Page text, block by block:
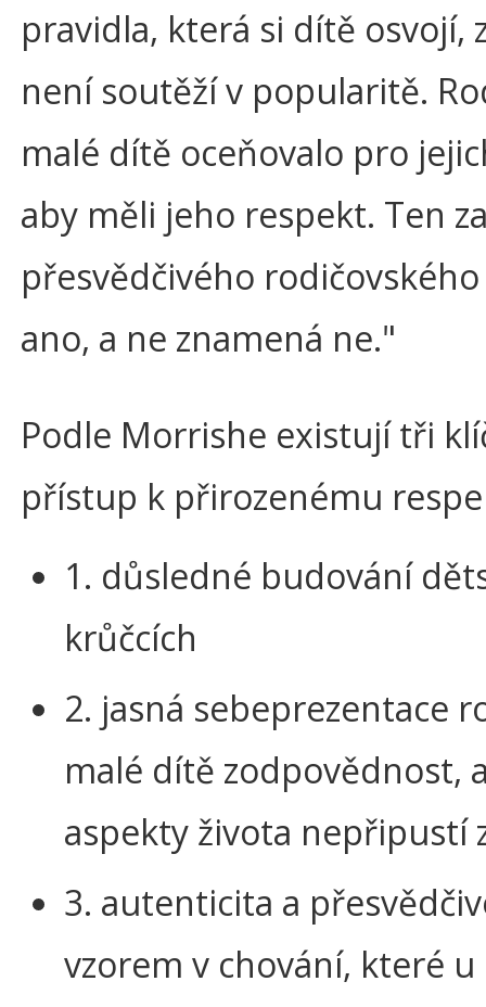
pravidla, která si dítě osvojí,
není soutěží v popularitě.
malé dítě oceňovalo pro
aby měli jeho respekt. Ten
přesvědčivého
ano, a ne znamená ne."
Podle Morrishe existují tři
přístup k přirozenému
1. důsledné budování
krůčcích
2. jasná sebeprezentace
malé dítě zodpovědnost,
aspekty života nepřipustí
3. autenticita a
vzorem v chování, které